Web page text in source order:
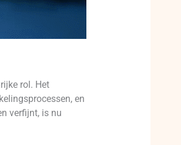
rol. Het
en
verfijnt, is nu